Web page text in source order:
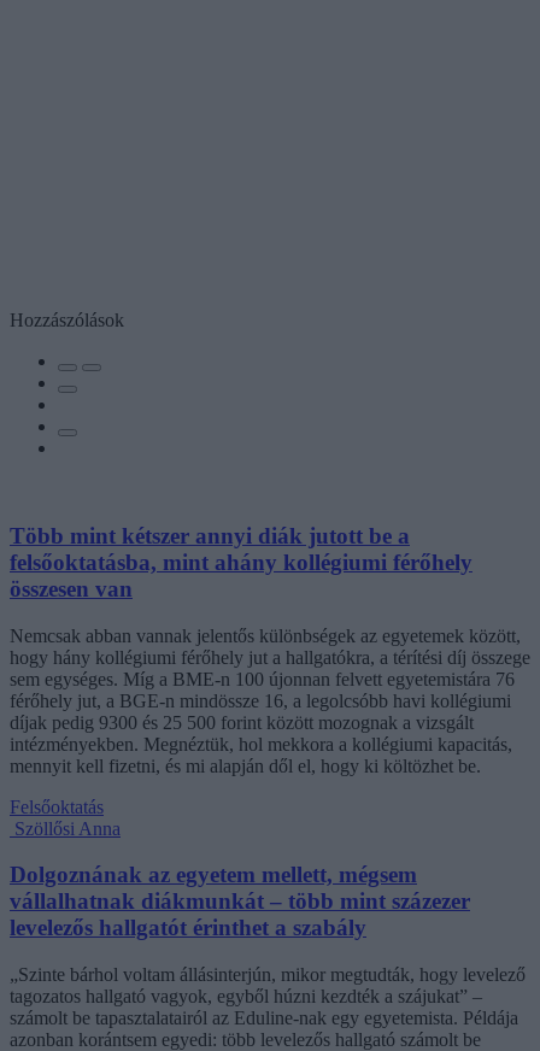
Hozzászólások
Több mint kétszer annyi diák jutott be a
felsőoktatásba, mint ahány kollégiumi férőhely
összesen van
Nemcsak abban vannak jelentős különbségek az egyetemek között,
hogy hány kollégiumi férőhely jut a hallgatókra, a térítési díj összege
sem egységes. Míg a BME-n 100 újonnan felvett egyetemistára 76
férőhely jut, a BGE-n mindössze 16, a legolcsóbb havi kollégiumi
díjak pedig 9300 és 25 500 forint között mozognak a vizsgált
intézményekben. Megnéztük, hol mekkora a kollégiumi kapacitás,
mennyit kell fizetni, és mi alapján dől el, hogy ki költözhet be.
Felsőoktatás
Szöllősi Anna
Dolgoznának az egyetem mellett, mégsem
vállalhatnak diákmunkát – több mint százezer
levelezős hallgatót érinthet a szabály
„Szinte bárhol voltam állásinterjún, mikor megtudták, hogy levelező
tagozatos hallgató vagyok, egyből húzni kezdték a szájukat” –
számolt be tapasztalatairól az Eduline-nak egy egyetemista. Példája
azonban korántsem egyedi: több levelezős hallgató számolt be